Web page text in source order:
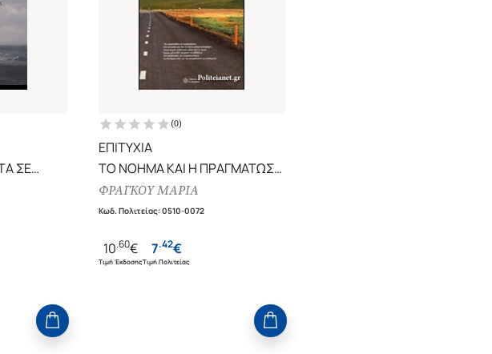
ΣΕ
(0)
ΕΠΙΤΥΧΙΑ
ΤΟ ΝΟΗΜΑ ΚΑΙ Η ΠΡΑΓΜΑΤΩΣΗ
ΤΗΣ
ΦΡΑΓΚΟΥ ΜΑΡΙΑ
Κωδ. Πολιτείας:0510-0072
10.60€
Τιμή Έκδοσης
7.42€
Τιμή Πολιτείας